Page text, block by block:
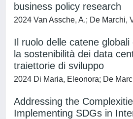
business policy research
2024 Van Assche, A.; De Marchi,
Il ruolo delle catene
la sostenibilità dei data
traiettorie di sviluppo
2024 Di Maria, Eleonora; De
Addressing the
Implementing SDGs in